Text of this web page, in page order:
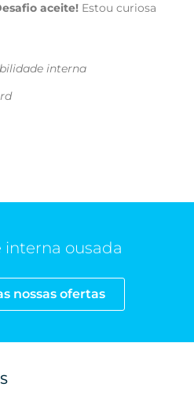
aceite! Estou curiosa
interna
ousada
nossas ofertas